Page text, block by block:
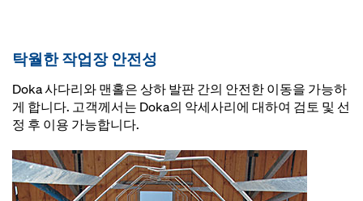
탁월한 작업장 안전성
Doka 사다리와 맨홀은 상하 발판 간의 안전한 이동을 가능하
게 합니다. 고객께서는 Doka의 악세사리에 대하여 검토 및 선
정 후 이용 가능합니다.